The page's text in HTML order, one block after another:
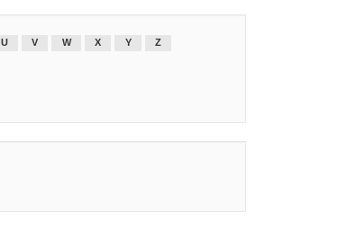
U V W X Y Z